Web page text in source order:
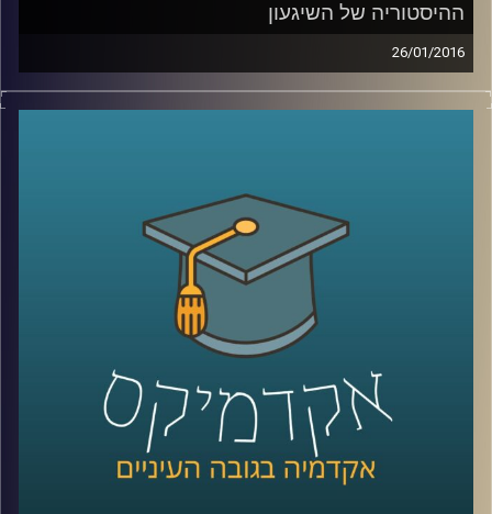
ההיסטוריה של השיגעון
26/01/2016
דוקטור נועה אלבלדה מספרת על מחלת
ניצבות בפני המדע שאלות גדולות לגבי
הסכיזופרניה, ונועה משתפת בהן ובשאיפת
המחקר. גם לחברה אחריות רבה, הקשורה
מהאוכלוסייה, בשגרה ה"נורמטיבית
קרדיט תמונות: AudioVersity